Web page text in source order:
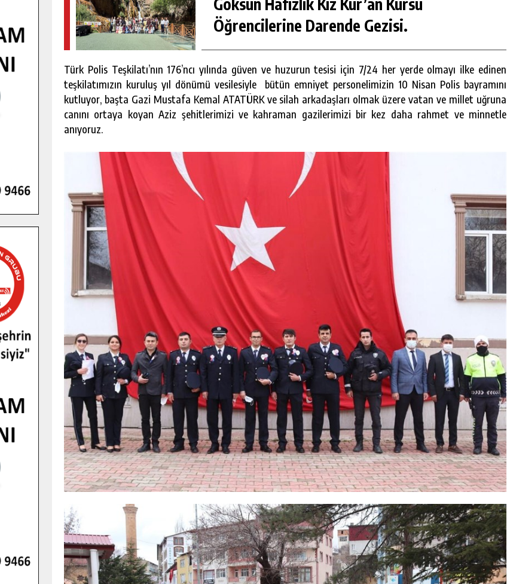
Öğrencilerine Darende Gezisi.
Türk Polis Teşkilatı’nın 176’ncı yılında güven ve huzurun tesisi için 7/24 her yerde olmayı ilke edinen
teşkilatımızın kuruluş yıl dönümü vesilesiyle bütün emniyet personelimizin 10 Nisan Polis bayramını
kutluyor, başta Gazi Mustafa Kemal ATATÜRK ve silah arkadaşları olmak üzere vatan ve millet uğruna
canını ortaya koyan Aziz şehitlerimizi ve kahraman gazilerimizi bir kez daha rahmet ve minnetle
anıyoruz.
GÜNLÜK HABER AKIŞI
YENI MEDYA VE FOTOĞRAFÇILIĞI
KEŞFETTI.
GÜNLÜK HABER AKIŞI
ÖĞRENCILERINE DARENDE GEZISI.